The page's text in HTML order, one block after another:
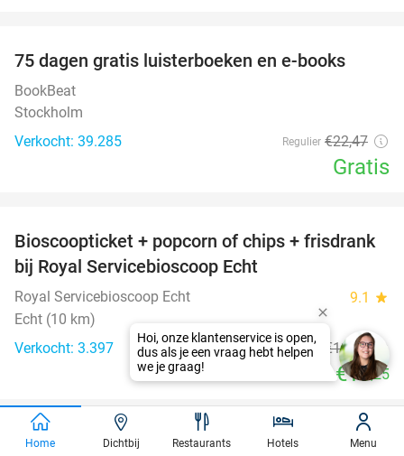
75 dagen gratis luisterboeken en e-books
BookBeat
Stockholm
Verkocht: 39.285
Regulier €22,47
Gratis
34%
Bioscoopticket + popcorn of chips + frisdrank
bij Royal Servicebioscoop Echt
Royal Servicebioscoop Echt 9.1 star
Echt (10 km)
Verkocht: 3.397
Regulier €19,95
€13,25
favorite_border
2-gangendiner met vrije keuze van de kaart bij
Home Dichtbij Restaurants Hotels Menu